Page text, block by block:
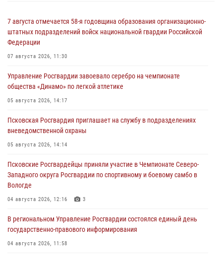
7 августа отмечается 58-я годовщина образования организационно-
штатных подразделений войск национальной гвардии Российской
Федерации
07 августа 2026, 11:30
Управление Росгвардии завоевало серебро на чемпионате
общества «Динамо» по легкой атлетике
05 августа 2026, 14:17
Псковская Росгвардия приглашает на службу в подразделениях
вневедомственной охраны
05 августа 2026, 14:14
Псковские Росгвардейцы приняли участие в Чемпионате Северо-
Западного округа Росгвардии по спортивному и боевому самбо в
Вологде
04 августа 2026, 12:16 3
В региональном Управление Росгвардии состоялся единый день
государственно-правового информирования
04 августа 2026, 11:58